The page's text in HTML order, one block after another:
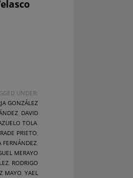
UNDER:
GONZÁLEZ
, DAVID
TOLA,
PRIETO,
FERNÁNDEZ,
MERAYO
, RODRIGO
MAYO, YAEL